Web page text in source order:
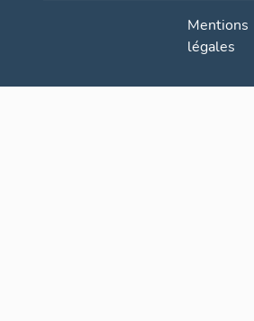
Mentions
légales